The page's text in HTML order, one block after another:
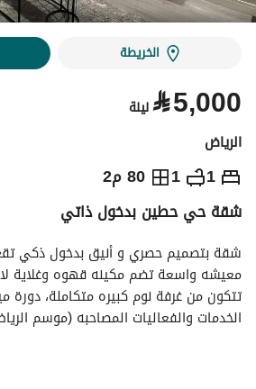
الخريطة
⃁5,000 ليلة
الرياض
1
1 80 م2 ⃁
5,000يومياً
السياحة الاماكن القريبة
شقة حي حطين بدخول ذاتي